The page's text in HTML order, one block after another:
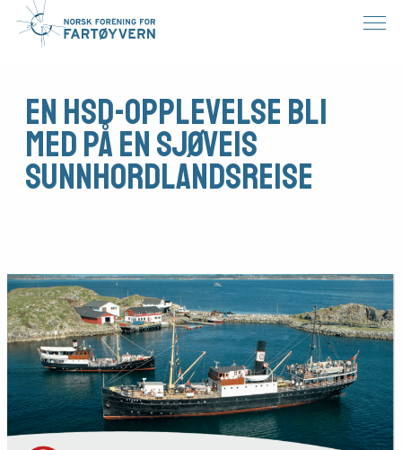
En HSD-opplevelse Bli
med på en sjøveis
Sunnhordlandsreise